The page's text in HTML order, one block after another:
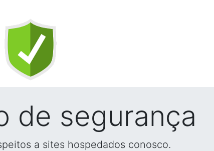
de segurança
a sites hospedados conosco.